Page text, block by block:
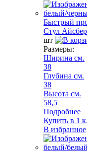
Быстрый
Стул
шт
Размеры:
Ширина см.
38
Глубина см.
38
Высота см.
58,5
Подробнее
Купить в 1
В избранное